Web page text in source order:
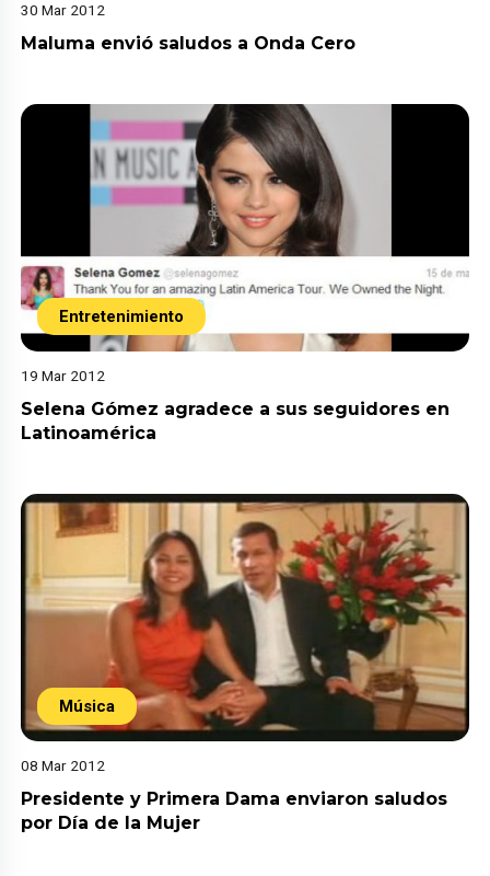
30 Mar 2012
Maluma envió saludos a Onda Cero
Entretenimiento
19 Mar 2012
Selena Gómez agradece a sus seguidores en
Latinoamérica
Música
08 Mar 2012
Presidente y Primera Dama enviaron saludos
por Día de la Mujer